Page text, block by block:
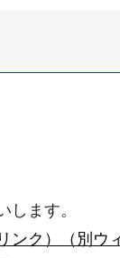
ます。
ク）（別ウ